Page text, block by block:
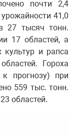
почти 2,4
41,0
27 тысяч тонн.
17 областей, а
культур и рапса
Гороха
прогнозу) при
559 тыс. тонн.
областей.